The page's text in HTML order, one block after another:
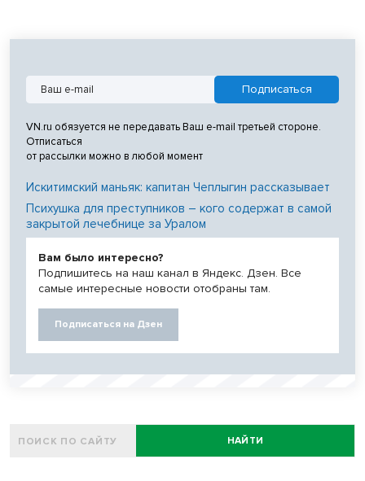
VN.ru обязуется не передавать Ваш e-mail третьей стороне.
Отписаться
от рассылки можно в любой момент
Искитимский маньяк: капитан Чеплыгин рассказывает
Психушка для преступников – кого содержат в самой
закрытой лечебнице за Уралом
Вам было интересно?
Подпишитесь на наш канал в Яндекс. Дзен. Все
самые интересные новости отобраны там.
Подписаться на Дзен
НАЙТИ